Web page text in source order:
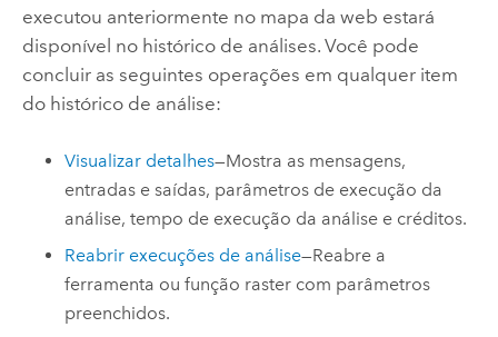
executou anteriormente no mapa da web estará
disponível no histórico de análises. Você pode
concluir as seguintes operações em qualquer item
do histórico de análise:
Visualizar detalhes—Mostra as mensagens,
entradas e saídas, parâmetros de execução da
análise, tempo de execução da análise e créditos.
Reabrir execuções de análise—Reabre a
ferramenta ou função raster com parâmetros
preenchidos.